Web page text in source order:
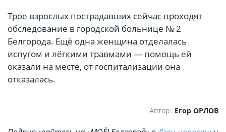
Трое взрослых пострадавших сейчас проходят
обследование в городской больнице № 2
Белгорода. Ещё одна женщина отделалась
испугом и лёгкими травмами — помощь ей
оказали на месте, от госпитализации она
отказалась.
Автор: Егор ОРЛОВ